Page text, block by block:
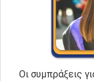
Οι συμπράξεις